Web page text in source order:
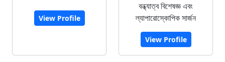
View Profile
বন্ধ্যাত্ব বিশেষজ্ঞ এবং
ল্যাপারোস্কোপিক সার্জন
View Profile